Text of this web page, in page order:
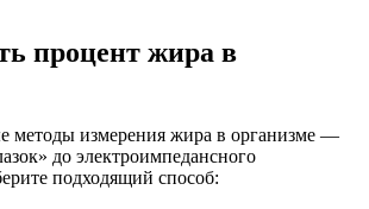
процент жира в
методы измерения жира в организме —
до электроимпедансного
подходящий способ: